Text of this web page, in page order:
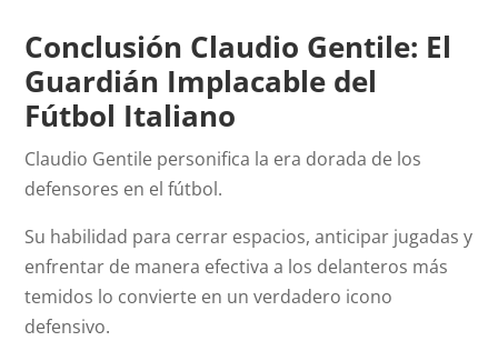
Conclusión Claudio Gentile: El
Guardián Implacable del
Fútbol Italiano
Claudio Gentile personifica la era dorada de los
defensores en el fútbol.
Su habilidad para cerrar espacios, anticipar jugadas y
enfrentar de manera efectiva a los delanteros más
temidos lo convierte en un verdadero icono
defensivo.